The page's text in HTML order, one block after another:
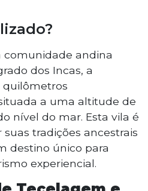
andina
dos Incas, a
quilômetros
a uma altitude de
nível do mar. Esta vila é
tradições ancestrais
destino único para
experiencial.